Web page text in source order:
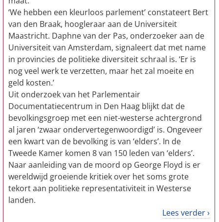
‘We hebben een kleurloos parlement’ constateert Bert
van den Braak, hoogleraar aan de Universiteit
Maastricht. Daphne van der Pas, onderzoeker aan de
Universiteit van Amsterdam, signaleert dat met name
in provincies de politieke diversiteit schraal is. ‘Er is
nog veel werk te verzetten, maar het zal moeite en
geld kosten.’
Uit onderzoek van het Parlementair
Documentatiecentrum in Den Haag blijkt dat de
bevolkingsgroep met een niet-westerse achtergrond
al jaren ‘zwaar onder­vertegen­woordigd’ is. Ongeveer
een kwart van de bevolking is van ‘elders’. In de
Tweede Kamer komen 8 van 150 leden van ‘elders’.
Naar aanleiding van de moord op George Floyd is er
wereldwijd groeiende kritiek over het soms grote
tekort aan politieke representativiteit in Westerse
landen.
Lees verder ›